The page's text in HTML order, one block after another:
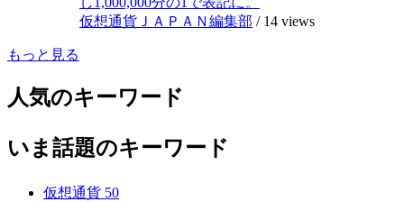
仮想通貨ＪＡＰＡＮ編集部 / 14 views
もっと見る
人気のキーワード
いま話題のキーワード
仮想通貨 50